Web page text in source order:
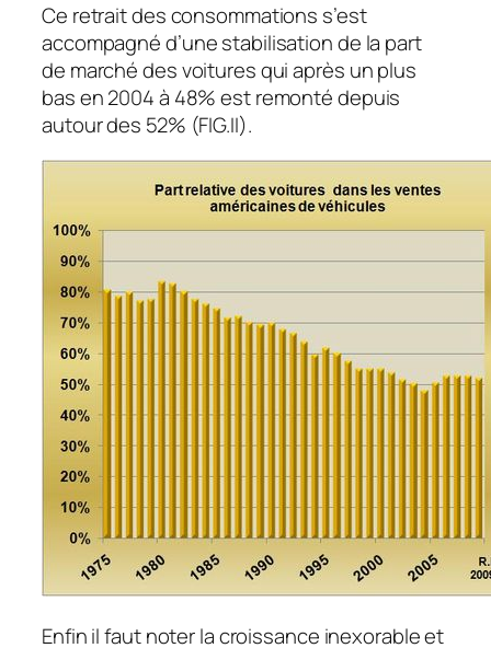
Ce retrait des consommations s’est
accompagné d’une stabilisation de la part
de marché des voitures qui après un plus
bas en 2004 à 48% est remonté depuis
autour des 52% (FIG.II).
Enfin il faut noter la croissance inexorable et